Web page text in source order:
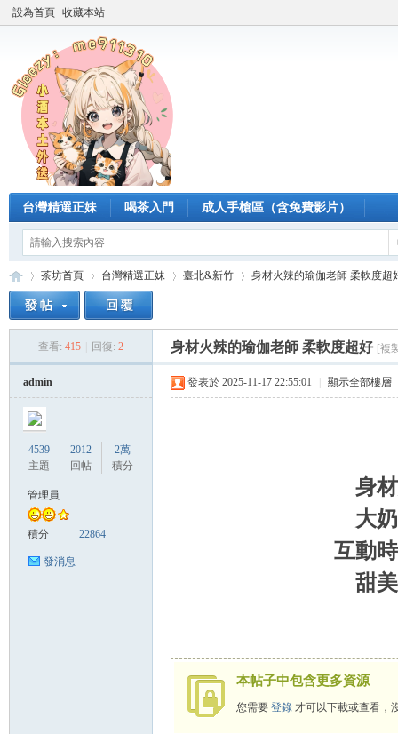
設為首頁 收藏本站
台灣精選正妹 喝茶入門 成人手槍區（含免費影片）
茶坊首頁 台灣精選正妹 臺北&新竹
›
身材火辣的瑜伽老師 柔軟度超
查看: 415 回復: 2 身材火辣的瑜伽老師 柔軟度超好 [複
admin
4539
主題
2012
回帖
2萬
積分
管理員
積分 22864
發消息
發表於 2025-11-17 22:55:01 顯示全部樓層
身
大
互動
甜
本帖子中包含更多資源
您需要 登錄 才可以下載或查看，